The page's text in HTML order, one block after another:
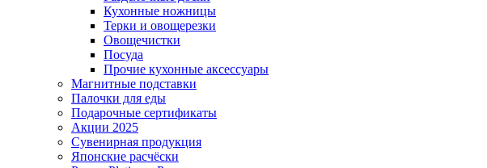
Кухонные ножницы
Терки и овощерезки
Овощечистки
Посуда
Прочие кухонные аксессуары
Магнитные подставки
Палочки для еды
Подарочные сертификаты
Акции 2025
Сувенирная продукция
Японские расчёски